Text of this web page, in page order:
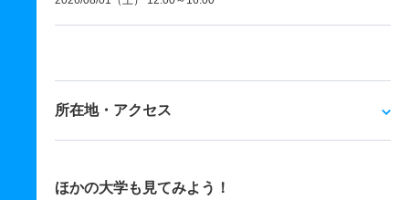
所在地・アクセス
ほかの大学も見てみよう！